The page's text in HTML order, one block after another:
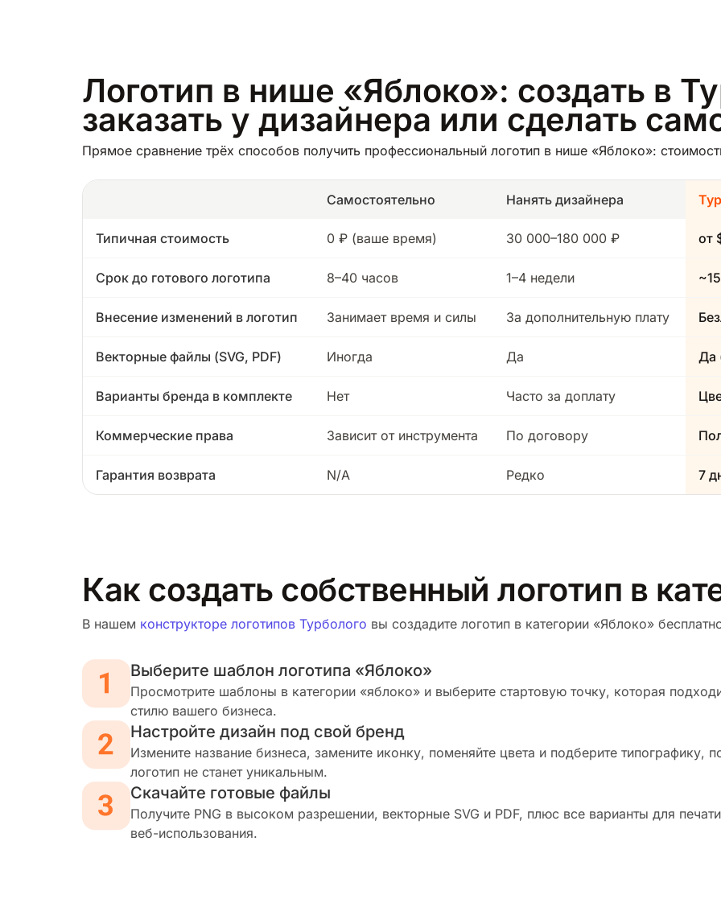
Логотип в нише «Яблоко»: создать в
заказать у дизайнера или сделать
Прямое сравнение трёх способов получить профессиональный логотип в нише «Яблоко»:
Самостоятельно Нанять дизайнера
Типичная стоимость 0 ₽ (ваше время) 30 000–180 000 ₽ от
Срок до готового логотипа 8–40 часов 1–4 недели
Внесение изменений в логотип Занимает время и силы За дополнительную плату
Векторные файлы (SVG, PDF) Иногда Да Да
Варианты бренда в комплекте Нет Часто за доплату
Коммерческие права Зависит от инструмента По договору
Гарантия возврата N/A Редко 7
Как создать собственный логотип в
В нашем конструкторе логотипов Турболого вы создадите логотип в категории «Яблоко»
Выберите шаблон логотипа «Яблоко»
Просмотрите шаблоны в категории «яблоко» и выберите стартовую точку, которая
стилю вашего бизнеса.
Настройте дизайн под свой бренд
Измените название бизнеса, замените иконку, поменяйте цвета и подберите типографику,
логотип не станет уникальным.
Скачайте готовые файлы
Получите PNG в высоком разрешении, векторные SVG и PDF, плюс все варианты для
веб-использования.